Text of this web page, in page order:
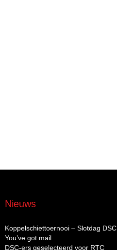
Nieuws
Koppelschiettoernooi – Slotdag DSC
You’ve got mail
DSC‑ers geselecteerd voor RTC